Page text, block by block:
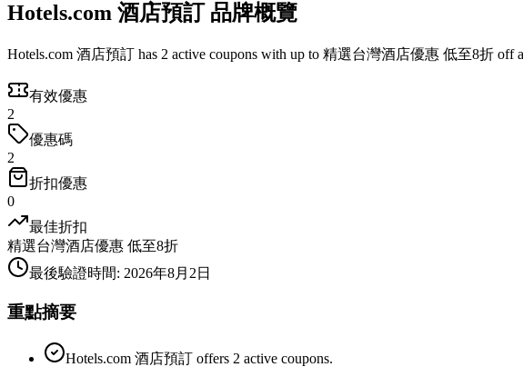
Hotels.com 酒店預訂 品牌概覽
Hotels.com 酒店預訂 has 2 active coupons with up to 精選台灣酒店優惠 低至8折 off
有效優惠
2
優惠碼
2
折扣優惠
0
最佳折扣
精選台灣酒店優惠 低至8折
最後驗證時間: 2026年8月2日
重點摘要
Hotels.com 酒店預訂 offers 2 active coupons.